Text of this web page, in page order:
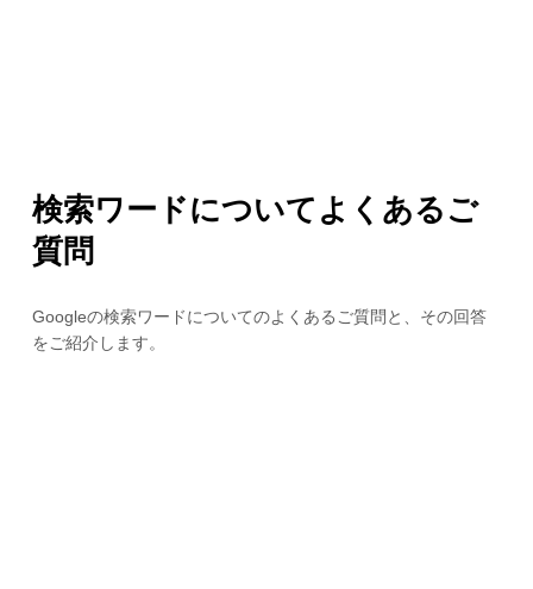
検索ワードについてよくあるご
質問
Googleの検索ワードについてのよくあるご質問と、その回答
をご紹介します。